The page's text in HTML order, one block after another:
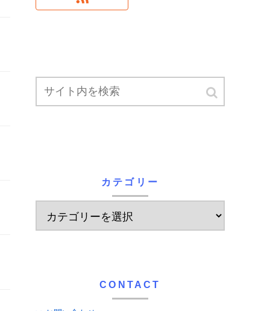
カテゴリー
CONTACT